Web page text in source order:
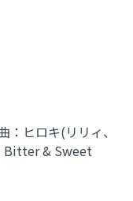
： ヒロキ(リリィ、
Bitter & Sweet